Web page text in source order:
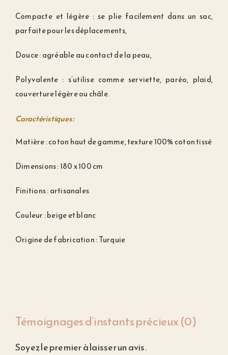
Compacte et légère : se plie facilement dans un sac,
parfaite pour les déplacements,
Douce : agréable au contact de la peau,
Polyvalente : s’utilise comme serviette, paréo, plaid,
couverture légère ou châle.
Caractéristiques :
Matière : coton haut de gamme, texture 100% coton tissé
Dimensions : 180 x 100 cm
Finitions : artisanales
Couleur : beige et blanc
Origine de fabrication : Turquie
Témoignages d’instants précieux (0)
Soyez le premier à laisser un avis.